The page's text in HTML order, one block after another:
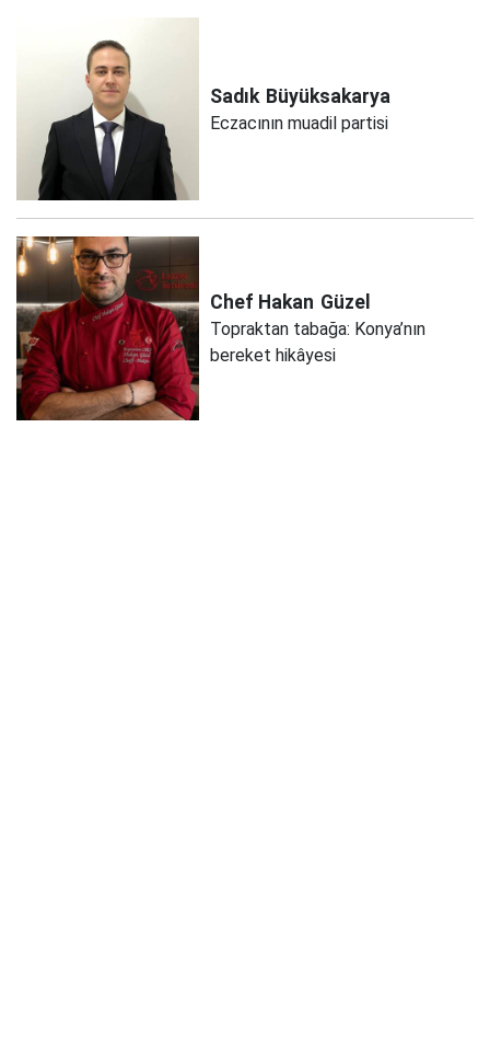
Sadık Büyüksakarya
Eczacının muadil partisi
Chef Hakan Güzel
Topraktan tabağa: Konya’nın
bereket hikâyesi